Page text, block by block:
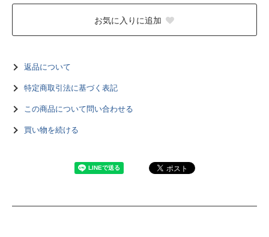
お気に入りに追加
返品について
特定商取引法に基づく表記
この商品について問い合わせる
買い物を続ける